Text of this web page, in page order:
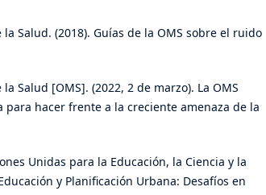
Salud. (2018). Guías de la OMS sobre el ruido
Salud [OMS]. (2022, 2 de marzo). La OMS
hacer frente a la creciente amenaza de la
Unidas para la Educación, la Ciencia y la
y Planificación Urbana: Desafíos en